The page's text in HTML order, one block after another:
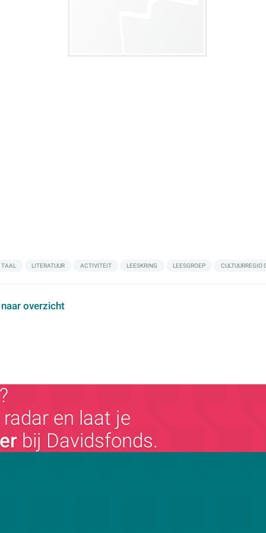
TAAL LITERATUUR ACTIVITEIT LEESKRING LEESGROEP CULTUURREGIO
overzicht
en laat je
bij Davidsfonds.